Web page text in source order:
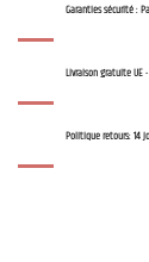
Garanties sécurité :
Livraison gratuite UE
Politique retours: 14